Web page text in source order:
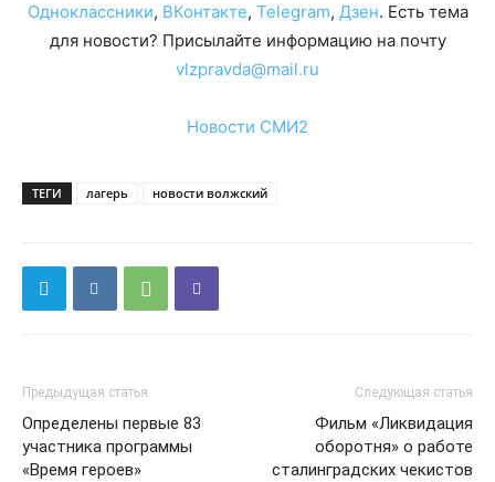
Одноклассники, ВКонтакте, Telegram, Дзен. Есть тема
для новости? Присылайте информацию на почту
vlzpravda@mail.ru
Новости СМИ2
ТЕГИ лагерь новости волжский
Предыдущая статья
Определены первые 83
участника программы
«Время героев»
Следующая статья
Фильм «Ликвидация
оборотня» о работе
сталинградских чекистов